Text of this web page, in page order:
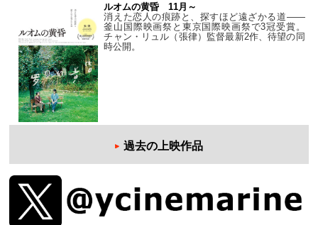
ルオムの黄昏 11月～
消えた恋人の痕跡と、探すほど遠ざかる道——
釜山国際映画祭と東京国際映画祭で3冠受賞。
チャン・リュル（張律）監督最新2作、待望の同
時公開。
過去の上映作品